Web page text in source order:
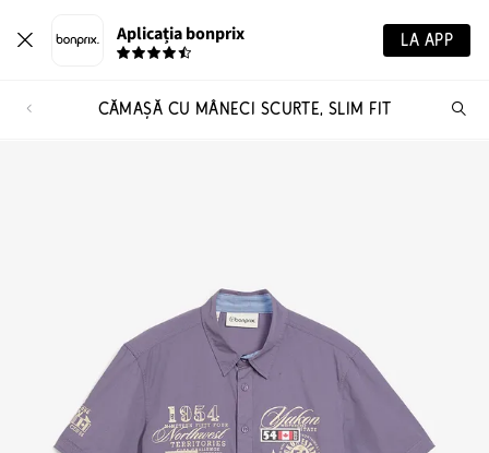
Aplicația bonprix LA APP
CĂMAȘĂ CU MÂNECI SCURTE, SLIM FIT